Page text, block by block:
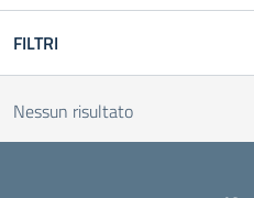
FILTRI
Nessun risultato